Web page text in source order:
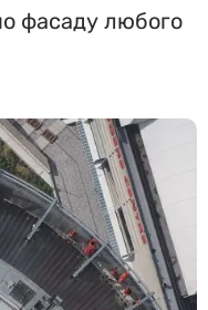
фасаду любого